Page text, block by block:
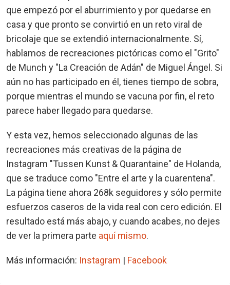
que empezó por el aburrimiento y por quedarse en
casa y que pronto se convirtió en un reto viral de
bricolaje que se extendió internacionalmente. Sí,
hablamos de recreaciones pictóricas como el "Grito"
de Munch y "La Creación de Adán" de Miguel Ángel. Si
aún no has participado en él, tienes tiempo de sobra,
porque mientras el mundo se vacuna por fin, el reto
parece haber llegado para quedarse.
Y esta vez, hemos seleccionado algunas de las
recreaciones más creativas de la página de
Instagram "Tussen Kunst & Quarantaine" de Holanda,
que se traduce como "Entre el arte y la cuarentena".
La página tiene ahora 268k seguidores y sólo permite
esfuerzos caseros de la vida real con cero edición. El
resultado está más abajo, y cuando acabes, no dejes
de ver la primera parte aquí mismo.
Más información: Instagram | Facebook